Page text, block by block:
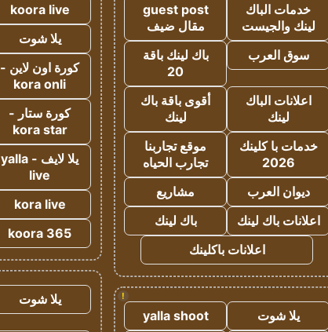
خدمات الباك
لينك والجيست
guest post
مقال ضيف
سوق العرب
باك لينك باقة
20
اعلانات الباك
لينك
أقوى باقة باك
لينك
خدمات با كلينك
2026
موقع تجاربنا
تجارب الحياه
ديوان العرب
مشاريع
اعلانات باك لينك
باك لينك
اعلانات باكلينك
!
يلا شوت
yalla shoot
koora live
يلا شوت
كورة اون لاين -
kora onli
كورة ستار -
kora star
يلا لايف - yalla
live
kora live
koora 365
يلا شوت